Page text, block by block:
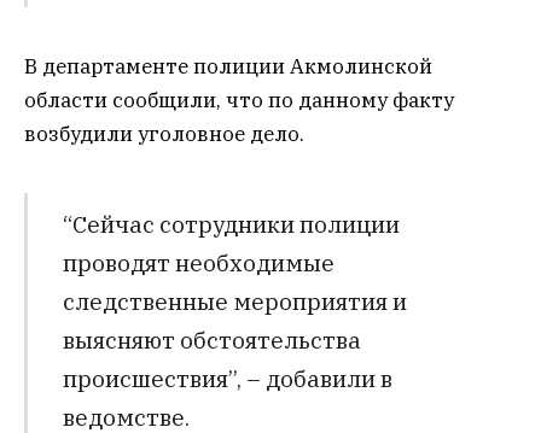
В департаменте полиции Акмолинской
области сообщили, что по данному факту
возбудили уголовное дело.
“Сейчас сотрудники полиции
проводят необходимые
следственные мероприятия и
выясняют обстоятельства
происшествия”, – добавили в
ведомстве.